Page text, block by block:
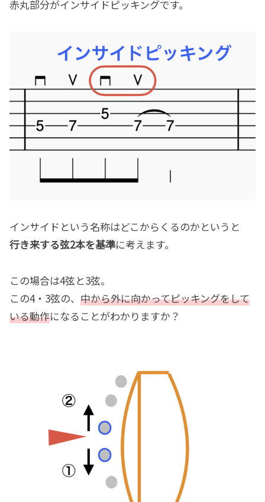
赤丸部分がインサイドピッキングです。
インサイドという名称はどこからくるのかというと
行き来する弦2本を基準に考えます。
この場合は4弦と3弦。
この4・3弦の、 中から外に向かってピッキングをして
いる動作になることがわかりますか？